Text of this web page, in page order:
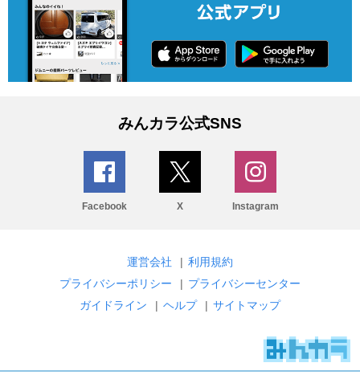
みんカラ公式SNS
Facebook X Instagram
運営会社 | 利用規約
プライバシーポリシー
| プライバシーセンター
ガイドライン
| ヘルプ | サイトマップ